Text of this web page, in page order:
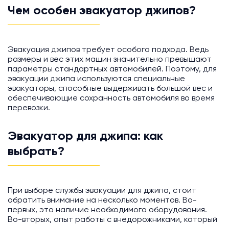
Чем особен эвакуатор джипов?
Эвакуация джипов требует особого подхода. Ведь
размеры и вес этих машин значительно превышают
параметры стандартных автомобилей. Поэтому, для
эвакуации джипа используются специальные
эвакуаторы, способные выдерживать большой вес и
обеспечивающие сохранность автомобиля во время
перевозки.
Эвакуатор для джипа: как
выбрать?
При выборе службы эвакуации для джипа, стоит
обратить внимание на несколько моментов. Во-
первых, это наличие необходимого оборудования.
Во-вторых, опыт работы с внедорожниками, который